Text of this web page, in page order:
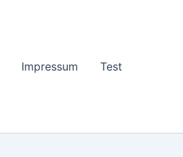
Impressum Test